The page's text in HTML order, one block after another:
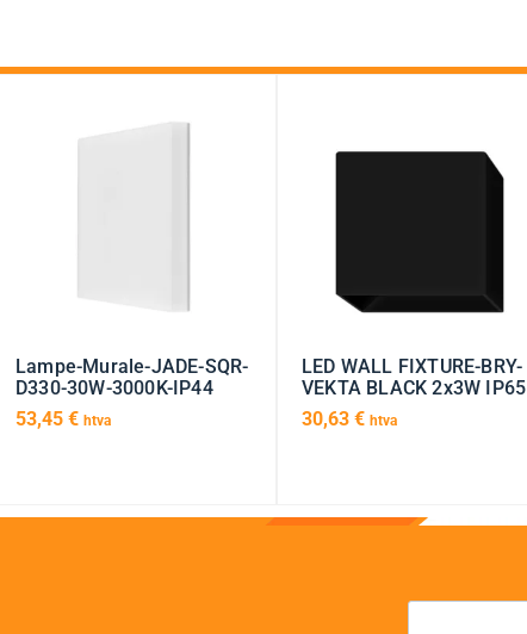
Lampe-Murale-JADE-SQR-
D330-30W-3000K-IP44
53,45 € htva
LED WALL FIXTURE-BRY-
VEKTA BLACK 2x3W IP65
30,63 € htva